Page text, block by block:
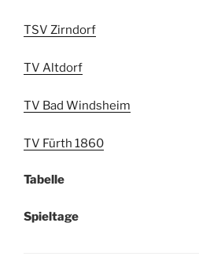
TSV Zirndorf
TV Altdorf
TV Bad Windsheim
TV Fürth 1860
Tabelle
Spieltage